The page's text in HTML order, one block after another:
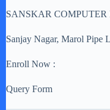
SANSKAR
Sanjay Nagar, Marol Pipe
Enroll Now :
Query Form